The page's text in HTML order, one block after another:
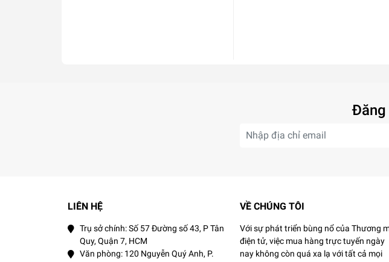
Đăng
LIÊN HỆ
Trụ sở chính: Số 57 Đường số 43, P Tân
Quy, Quận 7, HCM
Văn phòng: 120 Nguyễn Quý Anh, P.
VỀ CHÚNG TÔI
Với sự phát triển bùng nổ của Thương
điện tử, việc mua hàng trực tuyến ngày
nay không còn quá xa lạ với tất cả mọi